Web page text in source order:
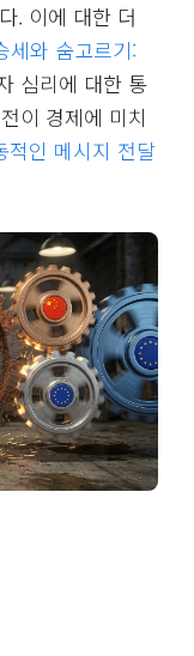
. 이에 대한 더
세와 숨고르기:
심리에 대한 통
이 경제에 미치
적인 메시지 전달